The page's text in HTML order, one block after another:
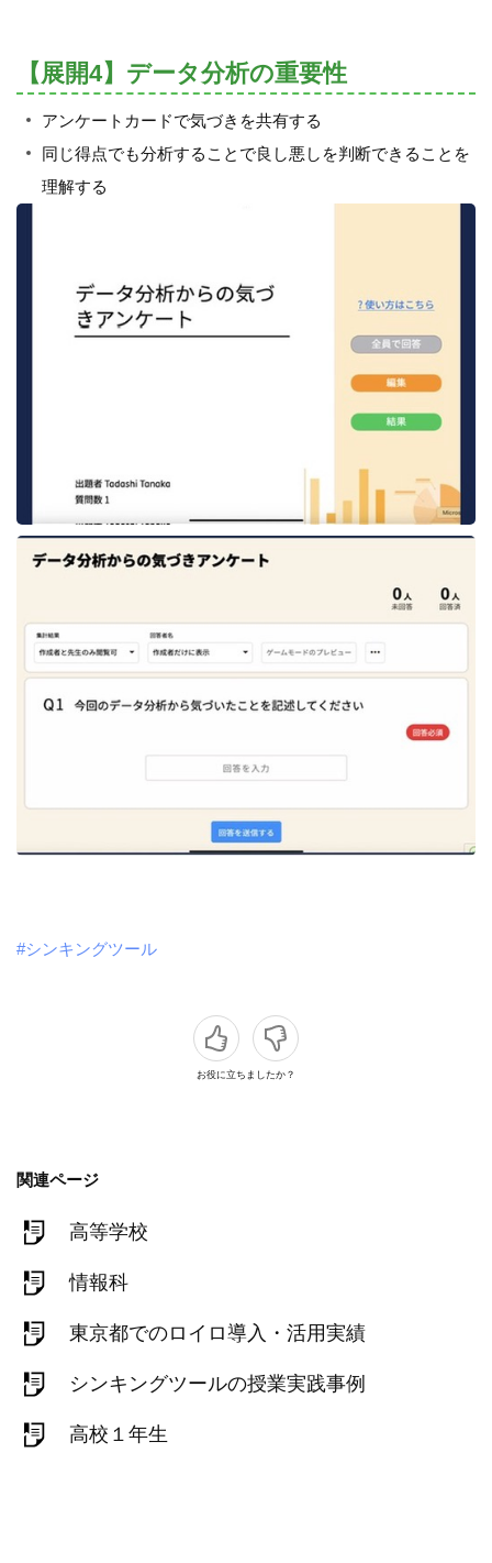
【展開4】データ分析の重要性
アンケートカードで気づきを共有する
同じ得点でも分析することで良し悪しを判断できることを
理解する
#シンキングツール
お役に立ちましたか？
関連ページ
高等学校
情報科
東京都でのロイロ導入・活用実績
シンキングツールの授業実践事例
高校１年生